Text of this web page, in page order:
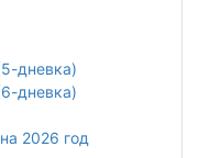
дневка)
дневка)
2026 год